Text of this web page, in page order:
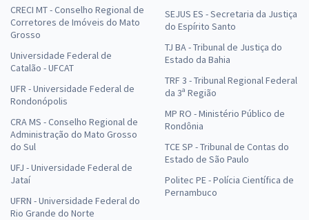
CRECI MT - Conselho Regional de
Corretores de Imóveis do Mato
Grosso
Universidade Federal de
Catalão - UFCAT
UFR - Universidade Federal de
Rondonópolis
CRA MS - Conselho Regional de
Administração do Mato Grosso
do Sul
UFJ - Universidade Federal de
Jataí
UFRN - Universidade Federal do
Rio Grande do Norte
SEJUS ES - Secretaria da Justiça
do Espírito Santo
TJ BA - Tribunal de Justiça do
Estado da Bahia
TRF 3 - Tribunal Regional Federal
da 3ª Região
MP RO - Ministério Público de
Rondônia
TCE SP - Tribunal de Contas do
Estado de São Paulo
Politec PE - Polícia Científica de
Pernambuco